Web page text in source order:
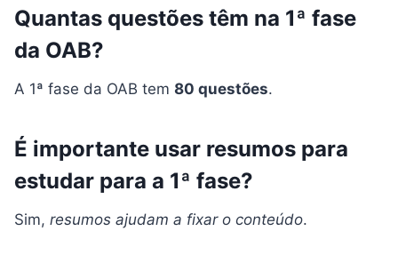
Quantas questões têm na 1ª fase
da OAB?
A 1ª fase da OAB tem 80 questões.
É importante usar resumos para
estudar para a 1ª fase?
Sim, resumos ajudam a fixar o conteúdo.